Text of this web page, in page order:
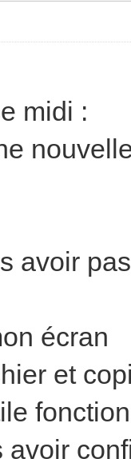
midi :
avoir
écran
et
avoir